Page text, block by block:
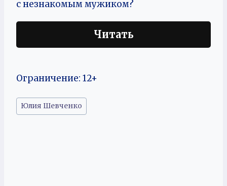
с незнакомым мужиком?
Читать
Ограничение: 12+
Метки
записи:
Юлия Шевченко